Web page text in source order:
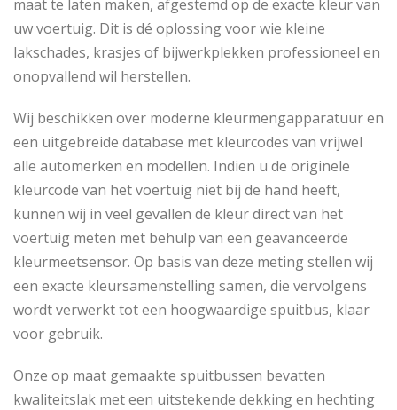
maat te laten maken, afgestemd op de exacte kleur van
uw voertuig. Dit is dé oplossing voor wie kleine
lakschades, krasjes of bijwerkplekken professioneel en
onopvallend wil herstellen.
Wij beschikken over moderne kleurmengapparatuur en
een uitgebreide database met kleurcodes van vrijwel
alle automerken en modellen. Indien u de originele
kleurcode van het voertuig niet bij de hand heeft,
kunnen wij in veel gevallen de kleur direct van het
voertuig meten met behulp van een geavanceerde
kleurmeetsensor. Op basis van deze meting stellen wij
een exacte kleursamenstelling samen, die vervolgens
wordt verwerkt tot een hoogwaardige spuitbus, klaar
voor gebruik.
Onze op maat gemaakte spuitbussen bevatten
kwaliteitslak met een uitstekende dekking en hechting